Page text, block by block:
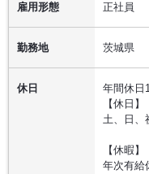
雇用形態 正社員
勤務地 茨城県
休日
年間休日
【休日】
土、日、
【休暇】
年次有